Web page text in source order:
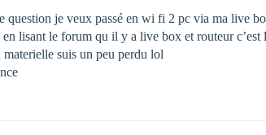
question je veux passé en wi fi 2 pc via ma live
en lisant le forum qu il y a live box et routeur
suis un peu perdu lol